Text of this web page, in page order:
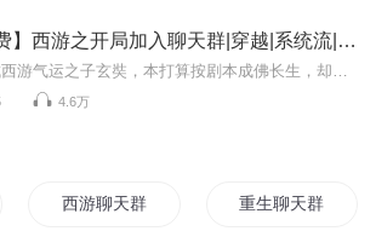
【免费】西游之开局加入聊天群|穿越|系统流|聊天群
4.6万
西游聊天群 重生聊天群